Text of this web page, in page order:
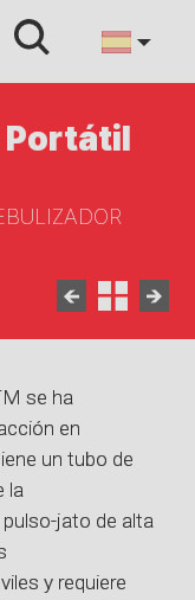
Portátil
se ha
en
un tubo de
la
jato de alta
y requiere